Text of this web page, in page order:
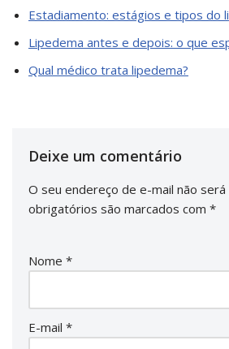
Estadiamento: estágios e tipos do
Lipedema antes e depois: o que
Qual médico trata lipedema?
Deixe um comentário
O seu endereço de e-mail não será
obrigatórios são marcados com *
Nome *
E-mail *